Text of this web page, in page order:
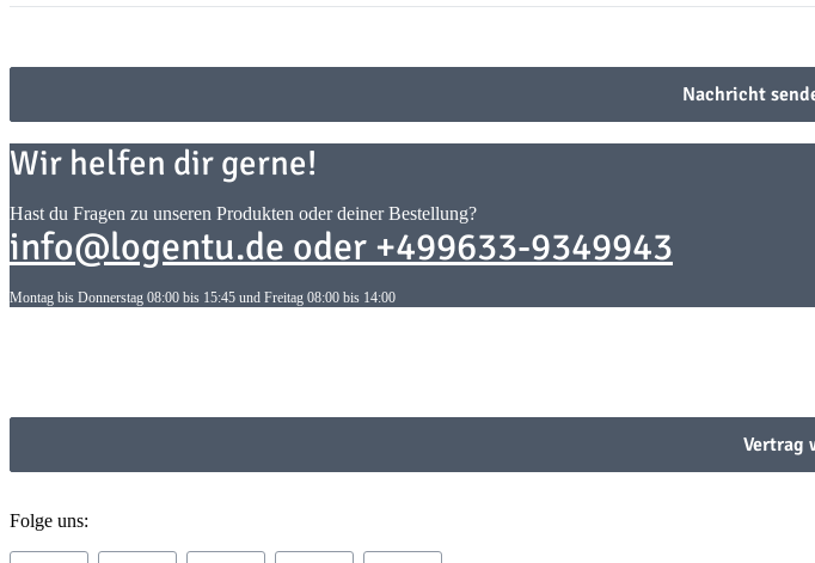
Nachricht
Wir helfen dir gerne!
Hast du Fragen zu unseren Produkten oder deiner Bestellung?
info@logentu.de oder +499633-9349943
Montag bis Donnerstag 08:00 bis 15:45 und Freitag 08:00 bis 14:00
Vertrag
Folge uns: